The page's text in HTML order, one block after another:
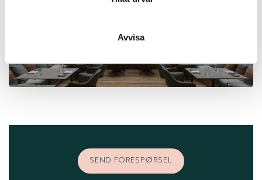
Avvisa
SEND FORESPØRSEL